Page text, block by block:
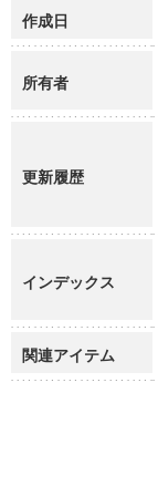
作成日
所有者
更新履歴
インデックス
関連アイテム